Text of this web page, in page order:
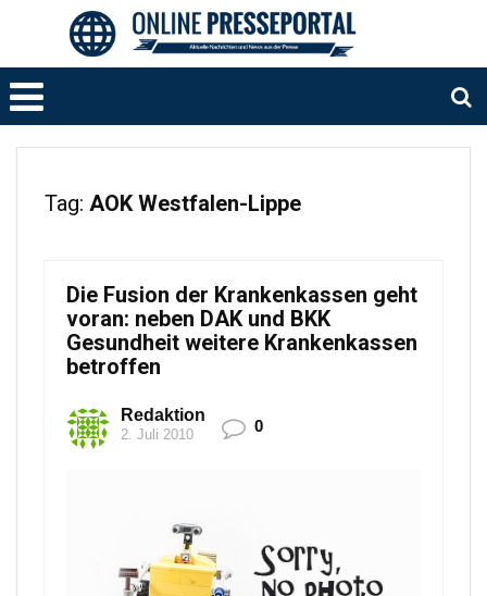
Tag: AOK Westfalen-Lippe
Die Fusion der Krankenkassen geht
voran: neben DAK und BKK
Gesundheit weitere Krankenkassen
betroffen
Redaktion
2. Juli 2010 0